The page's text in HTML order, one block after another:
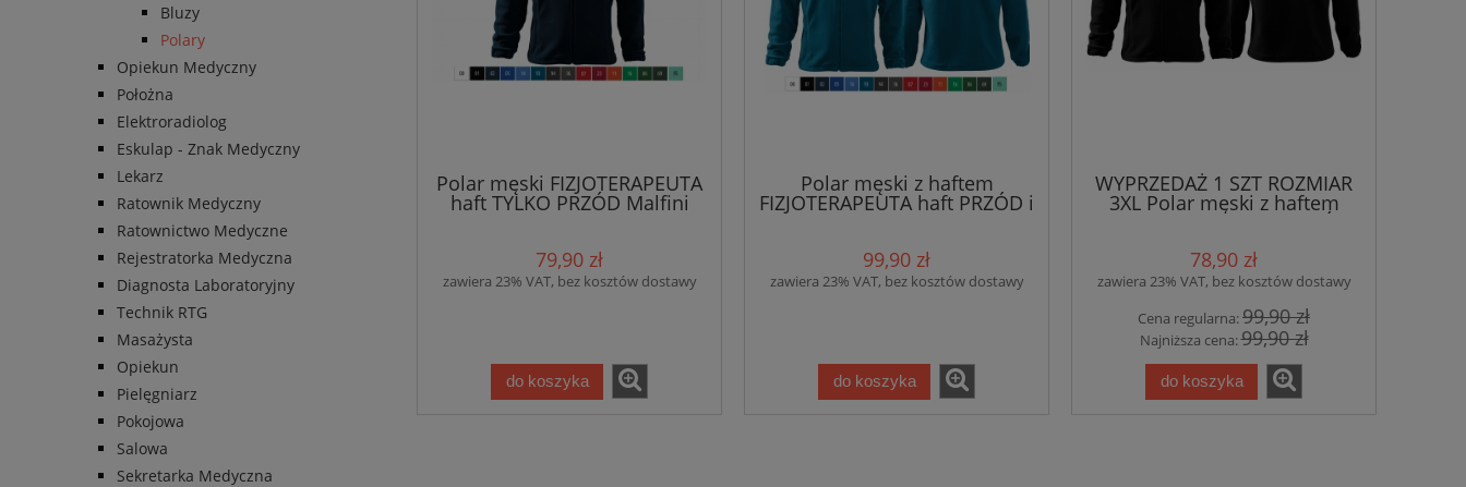
Bluzy
Polary
Opiekun Medyczny
Położna
Elektroradiolog
Eskulap - Znak Medyczny
Lekarz
Ratownik Medyczny
Ratownictwo Medyczne
Rejestratorka Medyczna
Diagnosta Laboratoryjny
Technik RTG
Masażysta
Opiekun
Pielęgniarz
Pokojowa
Salowa
Sekretarka Medyczna
Polar męski FIZJOTERAPEUTA
haft TYLKO PRZÓD Malfini
79,90 zł
zawiera 23% VAT, bez kosztów dostawy
do koszyka
Polar męski z haftem
FIZJOTERAPEUTA haft PRZÓD i
99,90 zł
zawiera 23% VAT, bez kosztów dostawy
do koszyka
WYPRZEDAŻ 1 SZT ROZMIAR
3XL Polar męski z haftem
FIZJOTERAPEUTA haft PRZÓD i
78,90 zł
zawiera 23% VAT, bez kosztów dostawy
Cena regularna:99,90 zł
Najniższa cena:99,90 zł
do koszyka